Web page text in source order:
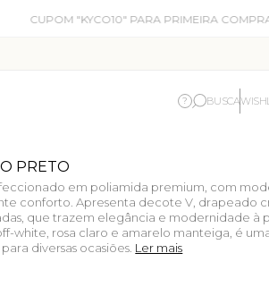
? BUSCA
PRETO
em poliamida premium, com
conforto. Apresenta decote V, drapeado
que trazem elegância e modernidade à
white, rosa claro e amarelo manteiga, é
diversas ocasiões. Ler mais